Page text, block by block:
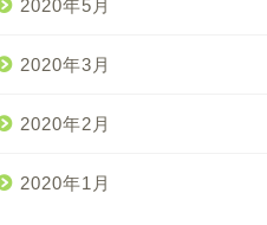
2020年5月
2020年3月
2020年2月
2020年1月